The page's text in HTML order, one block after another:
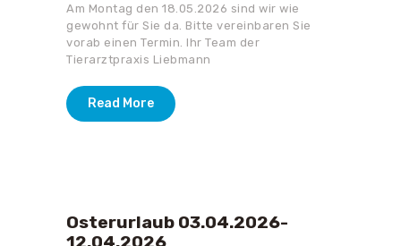
Am Montag den 18.05.2026 sind wir wie
gewohnt für Sie da. Bitte vereinbaren Sie
vorab einen Termin. Ihr Team der
Tierarztpraxis Liebmann
Read More
Osterurlaub 03.04.2026-